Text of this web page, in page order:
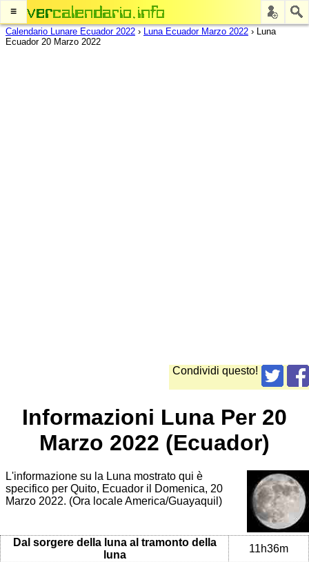
≡
Calendario Lunare Ecuador 2022 › Luna Ecuador Marzo 2022 › Luna
Ecuador 20 Marzo 2022
Condividi questo!
Informazioni Luna Per 20
Marzo 2022 (Ecuador)
L'informazione su la Luna mostrato qui è
specifico per Quito, Ecuador il Domenica, 20
Marzo 2022. (Ora locale America/Guayaquil)
Dal sorgere della luna al tramonto della
luna
11h36m